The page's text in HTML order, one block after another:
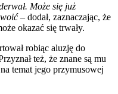
Może się już
– dodał, zaznaczając, że
okazać się trwały.
robiąc aluzję do
też, że znane są mu
temat jego przymusowej